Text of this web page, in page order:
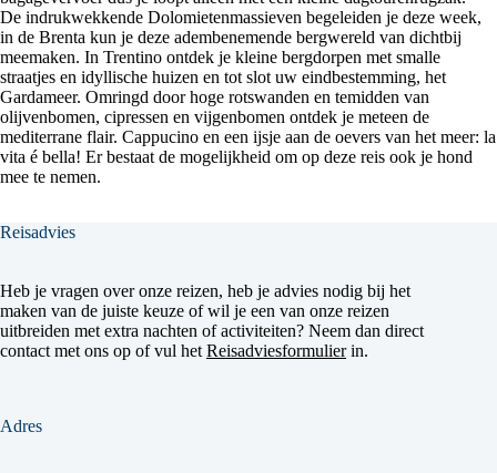
De indrukwekkende Dolomietenmassieven begeleiden je deze week,
in de Brenta kun je deze adembenemende bergwereld van dichtbij
meemaken. In Trentino ontdek je kleine bergdorpen met smalle
straatjes en idyllische huizen en tot slot uw eindbestemming, het
Gardameer. Omringd door hoge rotswanden en temidden van
olijvenbomen, cipressen en vijgenbomen ontdek je meteen de
mediterrane flair. Cappucino en een ijsje aan de oevers van het meer: la
vita é bella! Er bestaat de mogelijkheid om op deze reis ook je hond
mee te nemen.
Reisadvies
Heb je vragen over onze reizen, heb je advies nodig bij het
maken van de juiste keuze of wil je een van onze reizen
uitbreiden met extra nachten of activiteiten? Neem dan direct
contact met ons op of vul het Reisadviesformulierin.
Adres